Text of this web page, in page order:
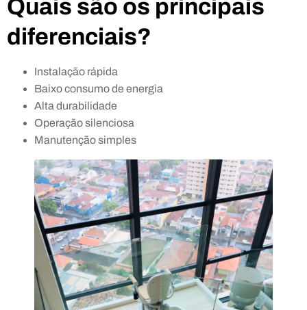
Quais são os principais
diferenciais?
Instalação rápida
Baixo consumo de energia
Alta durabilidade
Operação silenciosa
Manutenção simples